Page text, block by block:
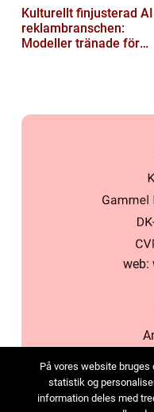
Kulturellt finjusterad
reklambranschen:
Modeller tränade för
web:
På vores website
statistik og
information deles med